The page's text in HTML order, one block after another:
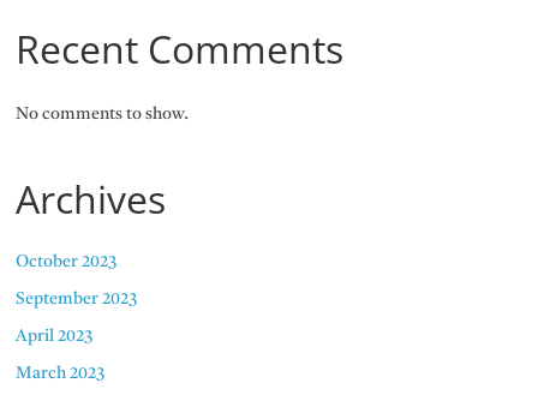
Recent Comments
No comments to show.
Archives
October 2023
September 2023
April 2023
March 2023